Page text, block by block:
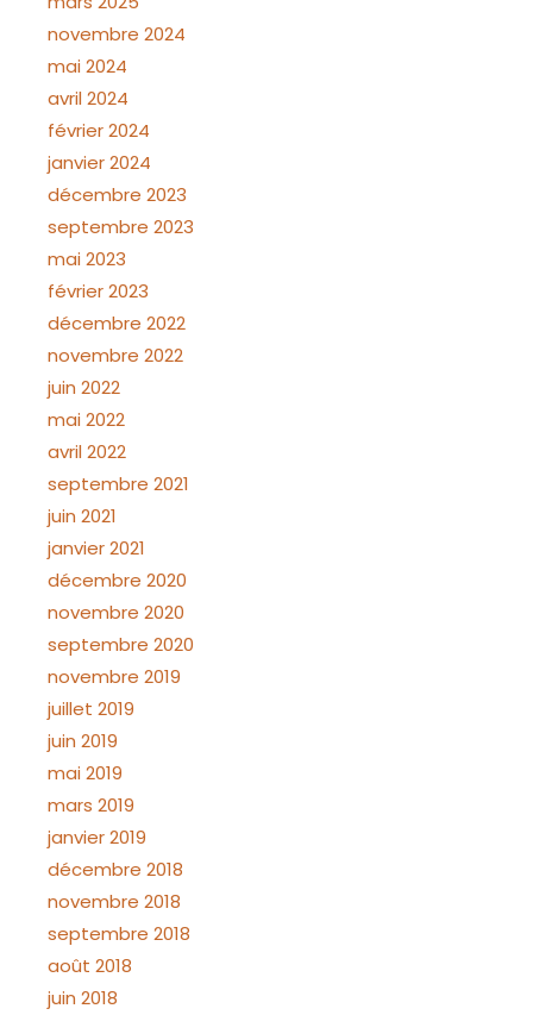
novembre 2024
mai 2024
avril 2024
février 2024
janvier 2024
décembre 2023
septembre 2023
mai 2023
février 2023
décembre 2022
novembre 2022
juin 2022
mai 2022
avril 2022
septembre 2021
juin 2021
janvier 2021
décembre 2020
novembre 2020
septembre 2020
novembre 2019
juillet 2019
juin 2019
mai 2019
mars 2019
janvier 2019
décembre 2018
novembre 2018
septembre 2018
août 2018
juin 2018